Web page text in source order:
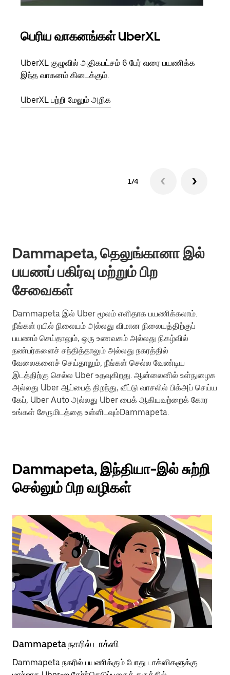
பெரிய வாகனங்கள் UberXL
UberXL குழுவில் அதிகபட்சம் 6 பேர் வரை பயணிக்க
இந்த வாகனம் கிடைக்கும்.
UberXL பற்றி மேலும் அறிக
1/4
Dammapeta, தெலுங்கானா இல்
பயணப் பகிர்வு மற்றும் பிற
சேவைகள்
Dammapeta இல் Uber மூலம் எளிதாக பயணிக்கலாம்.
நீங்கள் ரயில் நிலையம் அல்லது விமான நிலையத்திற்குப்
பயணம் செய்தாலும், ஒரு உணவகம் அல்லது நிகழ்வில்
நண்பர்களைச் சந்தித்தாலும் அல்லது நகரத்தில்
வேலைகளைச் செய்தாலும், நீங்கள் செல்ல வேண்டிய
இடத்திற்கு செல்ல Uber உதவுகிறது. ஆன்லைனில் உள்நுழைக
அல்லது Uber ஆப்பைத் திறந்து, வீட்டு வாசலில் பிக்அப் செய்ய
கேப், Uber Auto அல்லது Uber பைக் ஆகியவற்றைக் கோர
உங்கள் சேருமிடத்தை உள்ளிடவும்Dammapeta.
Dammapeta, இந்தியா-இல் சுற்றி
செல்லும் பிற வழிகள்
Dammapeta நகரில் டாக்ஸி
Dammapeta நகரில் பயணிக்கும் போது டாக்ஸிகளுக்கு